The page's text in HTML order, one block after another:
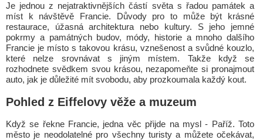
Je jednou z nejatraktivnějších částí světa s řadou památek a
míst k návštěvě Francie. Důvody pro to může být krásné
restaurace, úžasná architektura nebo kultury. S jeho jemné
pokrmy a památných budov, módy, historie a mnoho dalšího
Francie je místo s takovou krásu, vznešenost a svůdné kouzlo,
které nelze srovnávat s jiným místem. Takže když se
rozhodnete svědkem svou krásou, nezapomeňte si pronajmout
auto, jak je důležité mít svobodu, aby prozkoumala každý kout.
Pohled z Eiffelovy věže a muzeum
Když se řekne Francie, jedna věc přijde na mysl - Paříž. Toto
město je neodolatelné pro všechny turisty a můžete očekávat,